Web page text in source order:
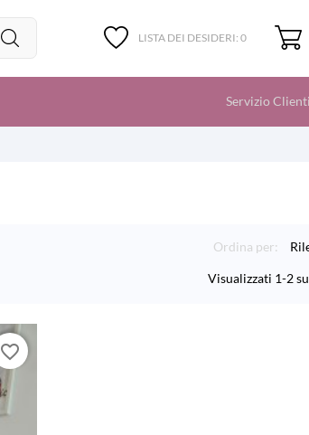
LISTA DEI DESIDERI: 0
Servizio Clienti
Ordina per:
Visualizzati 1-2
favorite_border